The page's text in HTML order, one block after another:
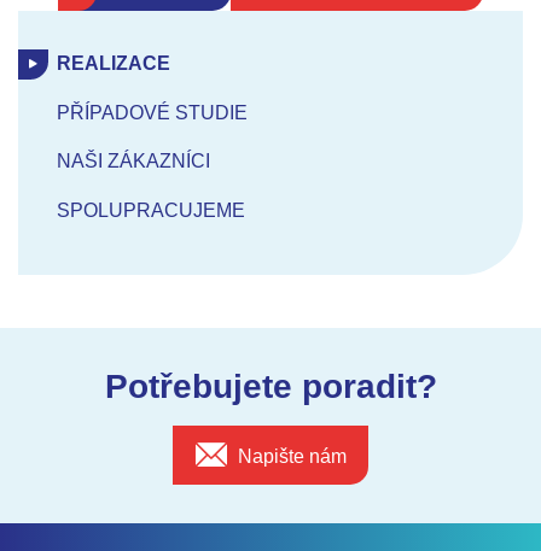
REALIZACE
PŘÍPADOVÉ STUDIE
NAŠI ZÁKAZNÍCI
SPOLUPRACUJEME
Potřebujete poradit?
Napište nám